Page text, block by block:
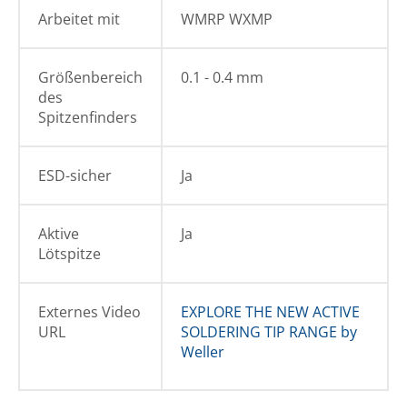
Arbeitet mit WMRP WXMP
Größenbereich
des
Spitzenfinders
0.1 - 0.4 mm
ESD-sicher Ja
Aktive
Lötspitze
Ja
Externes Video
URL
EXPLORE THE NEW ACTIVE
SOLDERING TIP RANGE by
Weller